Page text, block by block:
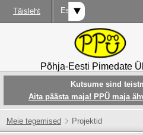
Täisleht Est
Põhja-Eesti Pimedate
Kutsume sind
Aita päästa maja! PPÜ maja
Meie tegemised Projektid